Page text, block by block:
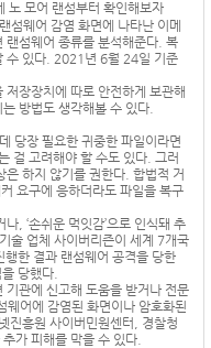
섬웨어 감염 화면에 나타난 이메
랜섬웨어 종류를 분석해준다. 복
수 있다. 2021년 6월 24일 기준
장장치에 따로 안전하게 보관해
방법도 생각해볼 수 있다.
당장 필요한 귀중한 파일이라면
걸 고려해야 할 수도 있다. 그러
하지 않기를 권한다. 합법적 거
요구에 응하더라도 파일을 복구
, ‘손쉬운 먹잇감’으로 인식돼 추
술 업체 사이버리즌이 세계 7개국
한 결과 랜섬웨어 공격을 당한
당했다.
관에 신고해 도움을 받거나 전문
웨어에 감염된 화면이나 암호화된
진흥원 사이버민원센터, 경찰청
가 피해를 막을 수 있다.